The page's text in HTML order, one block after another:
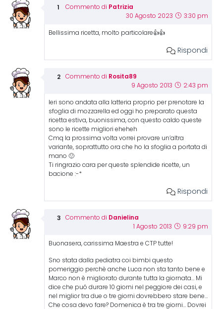
Commento di Patrizia
30 Agosto 2023 3:30 pm
Bellissima ricetta, molto particolare👍👍
Rispondi
Commento di Rosita89
9 Agosto 2013 2:43 pm
Ieri sono andata alla latteria proprio per prenotare la
sfoglia di mozzarella ed oggi ho preparato questa
ricetta estiva, buonissima, con questo caldo queste
sono le ricette migliori eheheh
Cmq la prossima volta vorrei provare un’altra
variante, soprattutto ora che ho la sfoglia a portata di
mano 🙂
Ti ringrazio cara per queste splendide ricette, un
bacione :-*
Rispondi
Commento di Danielina
1 Agosto 2013 9:29 pm
Buonasera, carissima Maestra e CTP tutte!
Sno stata dalla pediatra coi bimbi questo
pomeriggio perchè anche Luca non sta tanto bene e
Marco non è migliorato durante tutta la giornata… Mi
dice che puó durare 10 giorni nel peggiore dei casi, e
nel miglior tra due o tre giorni dovrebbero stare bene…
Che cosa devo fare? Domenica è tra tre giorni… Dovrei